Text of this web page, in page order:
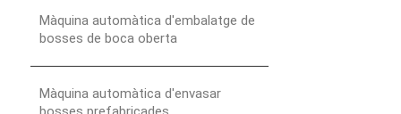
Màquina automàtica d'embalatge de
bosses de boca oberta
Màquina automàtica d'envasar